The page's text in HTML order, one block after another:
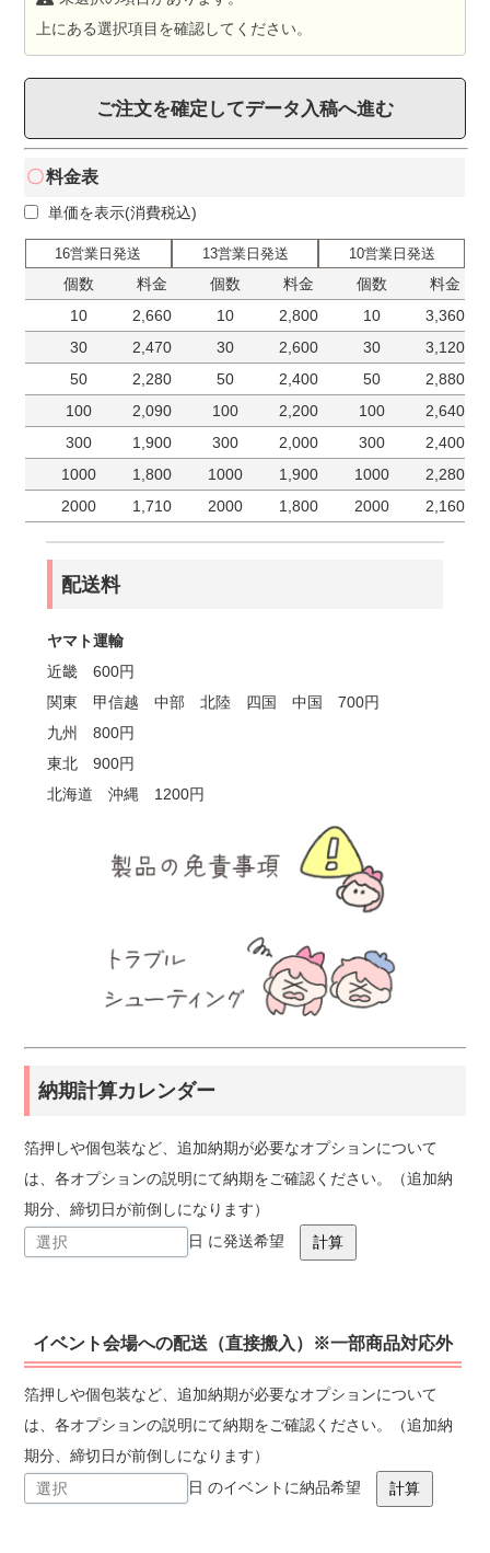
上にある選択項目を確認してください。
ご注文を確定してデータ入稿へ進む
料金表
単価を表示(消費税込)
16営業日発送
個数
料金
10
2,660
30
2,470
50
2,280
100
2,090
300
1,900
1000
1,800
2000
1,710
13営業日発送
個数
料金
10
2,800
30
2,600
50
2,400
100
2,200
300
2,000
1000
1,900
2000
1,800
10営業日発送
個数
料金
10
3,360
30
3,120
50
2,880
100
2,640
300
2,400
1000
2,280
2000
2,160
配送料
ヤマト運輸
近畿 600円
関東 甲信越 中部 北陸 四国 中国 700円
九州 800円
東北 900円
北海道 沖縄 1200円
納期計算カレンダー
箔押しや個包装など、追加納期が必要なオプションについて
は、各オプションの説明にて納期をご確認ください。（追加納
期分、締切日が前倒しになります）
日 に発送希望
イベント会場への配送（直接搬入）※一部商品対応外
箔押しや個包装など、追加納期が必要なオプションについて
は、各オプションの説明にて納期をご確認ください。（追加納
期分、締切日が前倒しになります）
日 のイベントに納品希望